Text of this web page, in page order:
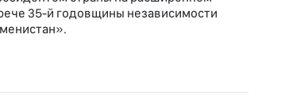
35-й годовщины независимости